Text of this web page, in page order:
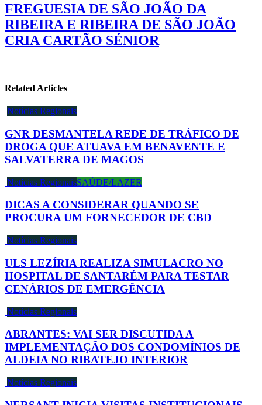
FREGUESIA DE SÃO JOÃO DA
RIBEIRA E RIBEIRA DE SÃO JOÃO
CRIA CARTÃO SÉNIOR
Related Articles
Notícias Regionais
GNR DESMANTELA REDE DE TRÁFICO DE
DROGA QUE ATUAVA EM BENAVENTE E
SALVATERRA DE MAGOS
Notícias RegionaisSAÚDE/LAZER
DICAS A CONSIDERAR QUANDO SE
PROCURA UM FORNECEDOR DE CBD
Notícias Regionais
ULS LEZÍRIA REALIZA SIMULACRO NO
HOSPITAL DE SANTARÉM PARA TESTAR
CENÁRIOS DE EMERGÊNCIA
Notícias Regionais
ABRANTES: VAI SER DISCUTIDA A
IMPLEMENTAÇÃO DOS CONDOMÍNIOS DE
ALDEIA NO RIBATEJO INTERIOR
Notícias Regionais